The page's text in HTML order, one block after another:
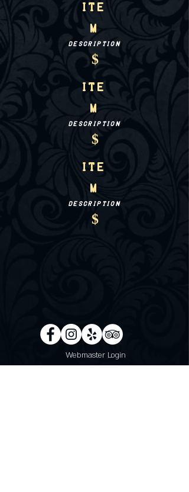
Ite
m
Description
$
Ite
m
Description
$
Ite
m
Description
$
Webmaster Login